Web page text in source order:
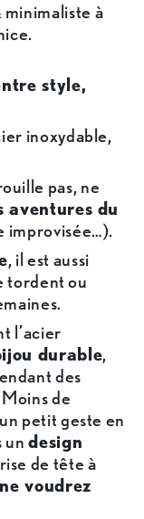
à
style,
inoxydable,
pas, ne
aventures du
improvisée…).
, il est aussi
tordent ou
l’acier
durable,
des
de
petit geste en
undesign
de tête à
voudrez